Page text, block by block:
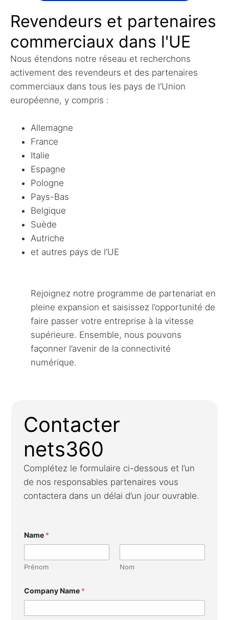
Revendeurs et partenaires
commerciaux dans l'UE
Nous étendons notre réseau et recherchons
activement des revendeurs et des partenaires
commerciaux dans tous les pays de l’Union
européenne, y compris :
Allemagne
France
Italie
Espagne
Pologne
Pays-Bas
Belgique
Suède
Autriche
et autres pays de l’UE
Rejoignez notre programme de partenariat en
pleine expansion et saisissez l’opportunité de
faire passer votre entreprise à la vitesse
supérieure. Ensemble, nous pouvons
façonner l’avenir de la connectivité
numérique.
Contacter
nets360
Complétez le formulaire ci-dessous et l’un
de nos responsables partenaires vous
contactera dans un délai d’un jour ouvrable.
Name *
Prénom Nom
Company Name *